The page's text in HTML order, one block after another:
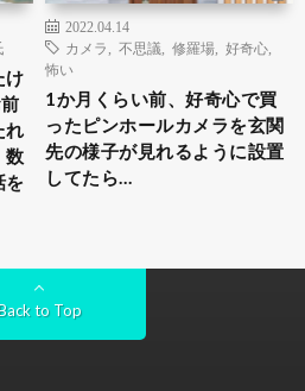
け
れ
数
を
2022.04.14
カメラ
不思議 修羅場 好奇心
怖い
1か月くらい前、好奇心で買
ったピンホールカメラを玄関
先の様子が見れるように設置
してたら…
to Top